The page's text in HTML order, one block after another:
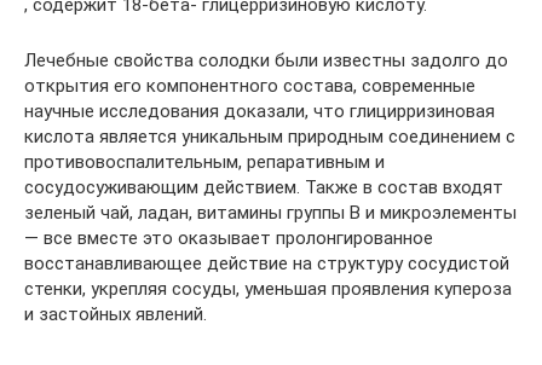
, содержит 18-бета- глицерризиновую кислоту.
Лечебные свойства солодки были известны задолго до
открытия его компонентного состава, современные
научные исследования доказали, что глицирризиновая
кислота является уникальным природным соединением с
противовоспалительным, репаративным и
сосудосуживающим действием. Также в состав входят
зеленый чай, ладан, витамины группы В и микроэлементы
— все вместе это оказывает пролонгированное
восстанавливающее действие на структуру сосудистой
стенки, укрепляя сосуды, уменьшая проявления купероза
и застойных явлений.